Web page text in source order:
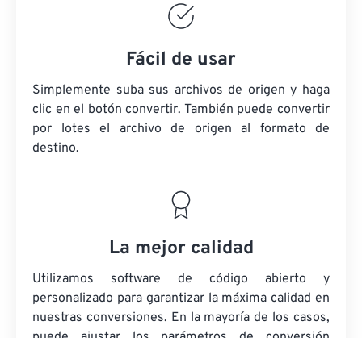
Fácil de usar
Simplemente suba sus archivos de origen y haga
clic en el botón convertir. También puede convertir
por lotes el archivo de origen al formato de
destino.
La mejor calidad
Utilizamos software de código abierto y
personalizado para garantizar la máxima calidad en
nuestras conversiones. En la mayoría de los casos,